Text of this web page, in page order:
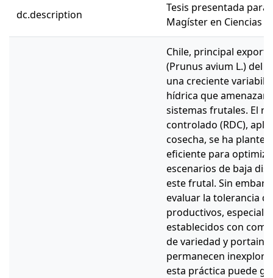
dc.description
Tesis presentada
Magíster en Ciencias
Chile, principal
(Prunus avium L.) del
una creciente
hídrica que
sistemas frutales. El
controlado (RDC),
cosecha, se ha
eficiente para
escenarios de baja
este frutal. Sin
evaluar la tolerancia
productivos,
establecidos con
de variedad y
permanecen
esta práctica puede